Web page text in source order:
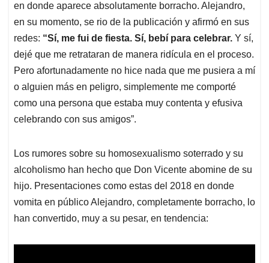
en donde aparece absolutamente borracho. Alejandro,
en su momento, se rio de la publicación y afirmó en sus
redes: “Sí, me fui de fiesta. Sí, bebí para celebrar. Y sí,
dejé que me retrataran de manera ridícula en el proceso.
Pero afortunadamente no hice nada que me pusiera a mí
o alguien más en peligro, simplemente me comporté
como una persona que estaba muy contenta y efusiva
celebrando con sus amigos”.
Los rumores sobre su homosexualismo soterrado y su
alcoholismo han hecho que Don Vicente abomine de su
hijo. Presentaciones como estas del 2018 en donde
vomita en público Alejandro, completamente borracho, lo
han convertido, muy a su pesar, en tendencia: